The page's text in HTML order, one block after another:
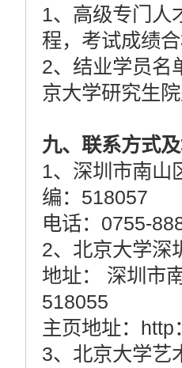
1、高级专门人
程，考试成绩
2、结业学员名
京大学研究生
九、联系方式
1、深圳市南山
编：518057
电话：0755-
2、北京大学深
地址： 深圳市
518055
主页地址：
3、北京大学艺